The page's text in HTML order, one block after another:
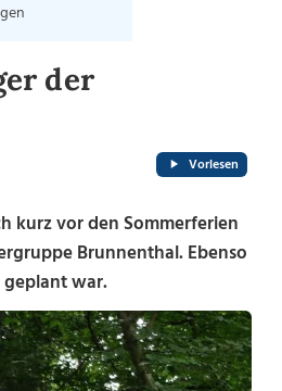
der
Vorlesen
kurz vor den Sommerferien
Brunnenthal. Ebenso
geplant war.